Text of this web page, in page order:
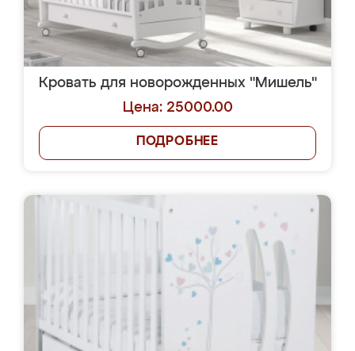
Кровать для новорожденных "Мишель"
Цена: 25000.00
ПОДРОБНЕЕ